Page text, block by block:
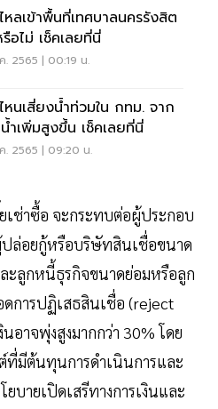
หลเข้าพื้นที่เทศบาลนครรังสิต
อไม่ เช็คเลยที่นี่
. 2565 | 00:19 น.
นเสี่ยงน้ำท่วมใน กทม. จาก
ำเพิ่มสูงขึ้น เช็คเลยที่นี่
. 2565 | 09:20 น.
เช่าซื้อ จะกระทบต่อผู้ประกอบ
ปล่อยกู้หรือบริษัทสินเชื่อขนาด
ลูกหนี้ธุรกิจขนาดย่อมหรือลูก
การปฏิเสธสินเชื่อ (reject
อาจพุ่งสูงมากกว่า 30% โดย
ที่มีต้นทุนการดำเนินการและ
ยบายเปิดเสรีทางการเงินและ